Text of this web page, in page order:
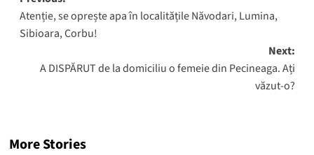
navigation
Atenție, se oprește apa în localitățile Năvodari, Lumina,
Sibioara, Corbu!
Next:
A DISPĂRUT de la domiciliu o femeie din Pecineaga. Ați
văzut-o?
More Stories